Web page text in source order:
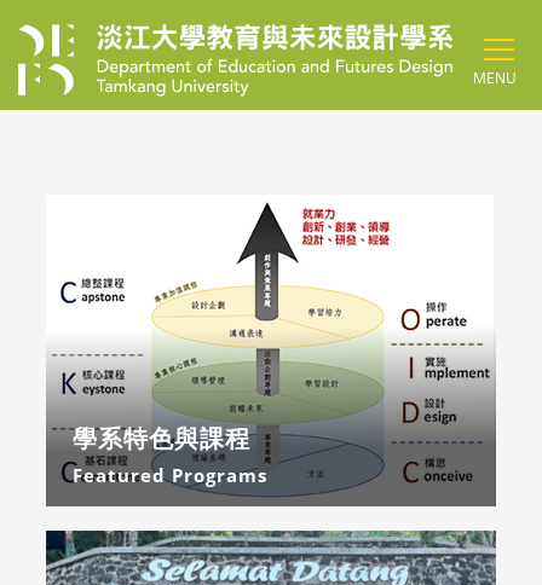
MENU
學系特色與課程
Featured Programs